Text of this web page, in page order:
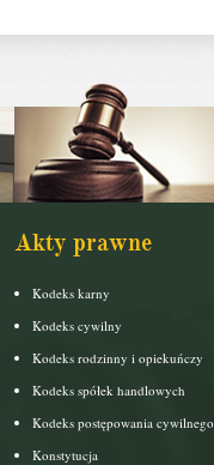
Akty prawne
Kodeks karny
Kodeks cywilny
Kodeks rodzinny i opiekuńczy
Kodeks spółek handlowych
Kodeks postępowania cywilnego
Konstytucja